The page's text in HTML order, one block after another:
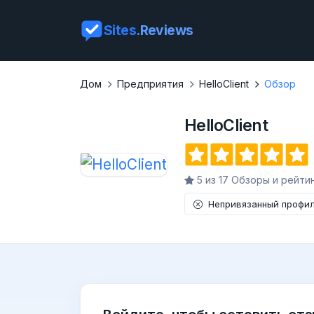
Sites.Reviews
Дом Предприятия HelloClient Обзор
HelloClient
5 из 17 Обзоры и
Непривязанный